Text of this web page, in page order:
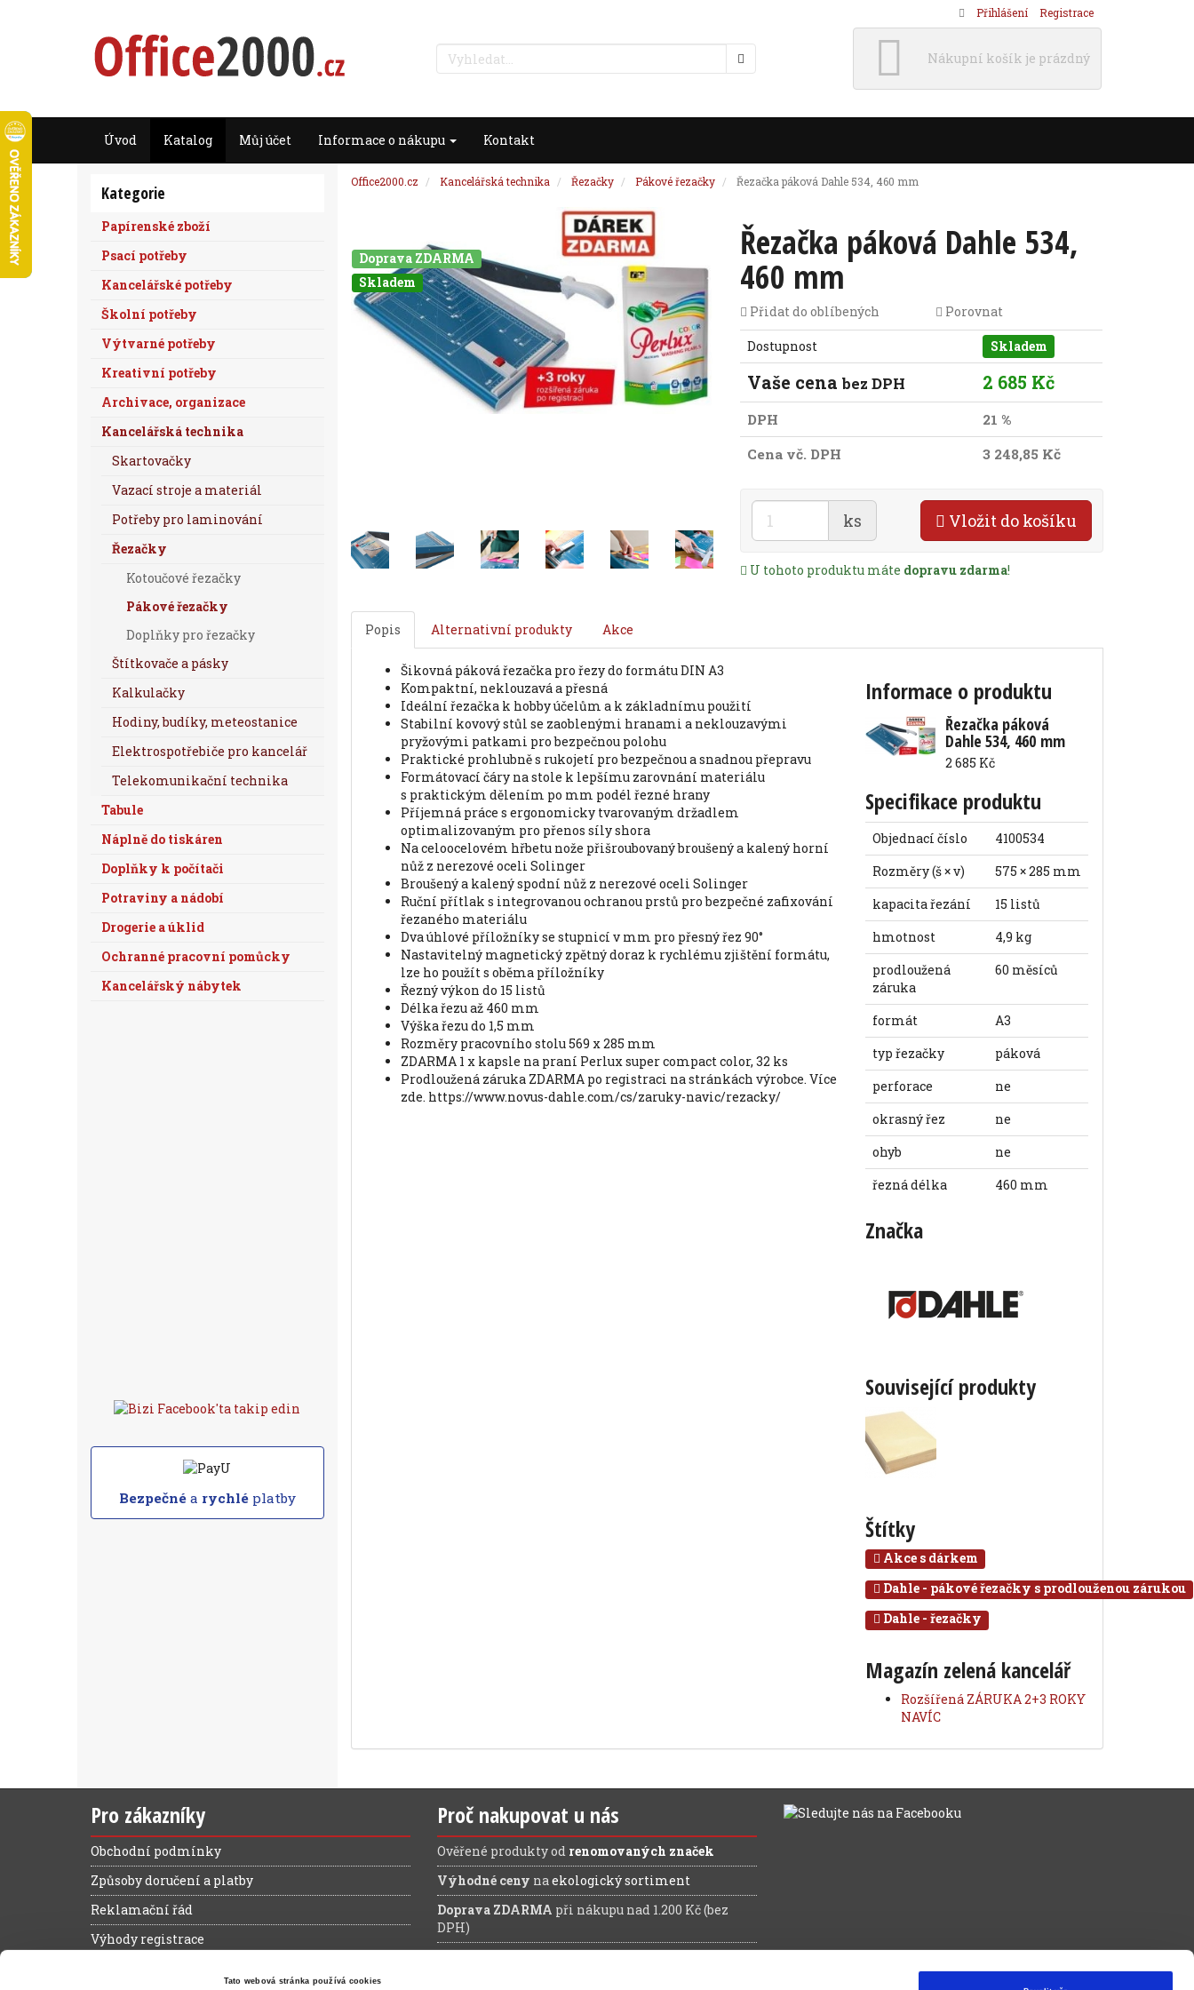
Tato webová stránka používá cookies
Nákupní košík je prázdný
Úvod Katalog Můj účet Informace o nákupu Kontakt
Office2000.cz Kancelářská technika Řezačky Pákové řezačky Řezačka páková Dahle 534, 460 mm
Řezačka páková Dahle 534,
460 mm
Přidat do oblíbených Porovnat
Dostupnost Skladem
Vaše cenabez DPH 2 685 Kč
DPH
21 %
Cena vč. DPH
3 248,85 Kč
ks Vložit do košíku
U tohoto produktu máte dopravu zdarma!
Doprava ZDARMA
Skladem
Popis Alternativní produkty Akce
šikovná páková řezačka pro řezy do formátu DIN A3
kompaktní, neklouzavá a přesná
ideální řezačka k hobby účelům a k základnímu použití
stabilní kovový stůl se zaoblenými hranami a neklouzavými
pryžovými patkami pro bezpečnou polohu
praktické prohlubně s rukojetí pro bezpečnou a snadnou přepravu
formátovací čáry na stole k lepšímu zarovnání materiálu
s praktickým dělením po mm podél řezné hrany
příjemná práce s ergonomicky tvarovaným držadlem
optimalizovaným pro přenos síly shora
na celoocelovém hřbetu nože přišroubovaný broušený a kalený horní
nůž z nerezové oceli Solinger
broušený a kalený spodní nůž z nerezové oceli Solinger
ruční přítlak s integrovanou ochranou prstů pro bezpečné zafixování
řezaného materiálu
dva úhlové příložníky se stupnicí v mm pro přesný řez 90°
nastavitelný magnetický zpětný doraz k rychlému zjištění formátu,
lze ho použít s oběma příložníky
řezný výkon do 15 listů
délka řezu až 460 mm
výška řezu do 1,5 mm
rozměry pracovního stolu 569 x 285 mm
ZDARMA 1 x kapsle na praní Perlux super compact color, 32 ks
Prodloužená záruka ZDARMA po registraci na stránkách výrobce. Více
zde. https://www.novus-dahle.com/cs/zaruky-navic/rezacky/
Informace o produktu
Řezačka páková
Dahle 534, 460 mm
2 685 Kč
Specifikace produktu
Objednací číslo
4100534
Rozměry (š × v)
575 × 285 mm
kapacita řezání
15 listů
hmotnost
4,9 kg
prodloužená
záruka
60 měsíců
formát
A3
typ řezačky
páková
perforace
ne
okrasný řez
ne
ohyb
ne
řezná délka
460 mm
Značka
Související produkty
Štítky
Akce s dárkem
Dahle - pákové řezačky s prodlouženou zárukou
Dahle - řezačky
Magazín zelená kancelář
Rozšířená ZÁRUKA 2+3 ROKY
NAVÍC
Kategorie
Papírenské zboží
Psací potřeby
Kancelářské potřeby
Školní potřeby
Výtvarné potřeby
Kreativní potřeby
Archivace, organizace
Kancelářská technika
Skartovačky
Vazací stroje a materiál
Potřeby pro laminování
Řezačky
Kotoučové řezačky
Pákové řezačky
Doplňky pro řezačky
Štítkovače a pásky
Kalkulačky
Hodiny, budíky, meteostanice
Elektrospotřebiče pro kancelář
Telekomunikační technika
Tabule
Náplně do tiskáren
Doplňky k počítači
Potraviny a nádobí
Drogerie a úklid
Ochranné pracovní pomůcky
Kancelářský nábytek
Bezpečnéa rychléplatby
Pro zákazníky
Obchodní podmínky
Způsoby doručení a platby
Reklamační řád
Výhody registrace
Proč nakupovat u nás
Ověřené produkty od renomovaných značek
Výhodné ceny na ekologický sortiment
Doprava ZDARMA při nákupu nad 1.200 Kč (bez
DPH)
Přihlášení Registrace